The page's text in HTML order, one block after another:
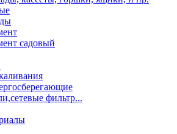
садовый
фильтр...